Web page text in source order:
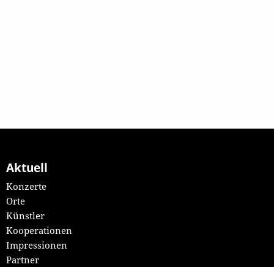
Aktuell
Konzerte
Orte
Künstler
Kooperationen
Impressionen
Partner